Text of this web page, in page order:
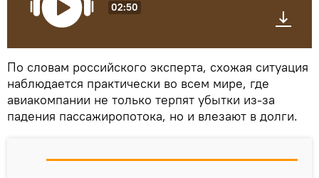
02:50
По словам российского эксперта, схожая ситуация
наблюдается практически во всем мире, где
авиакомпании не только терпят убытки из-за
падения пассажиропотока, но и влезают в долги.